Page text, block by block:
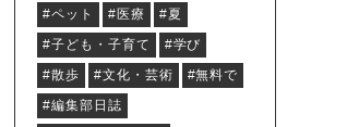
#ペット
#医療
#夏
#子ども・子育て
#学び
#散歩
#文化・芸術
#無料で
#編集部日誌